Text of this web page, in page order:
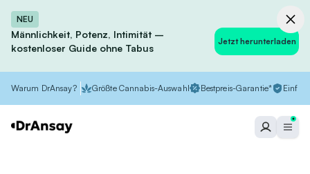
NEU
Männlichkeit, Potenz, Intimität –
kostenloser Guide ohne Tabus
Jetzt herunterladen
Warum DrAnsay? Größte Cannabis-Auswahl Bestpreis-Garantie*